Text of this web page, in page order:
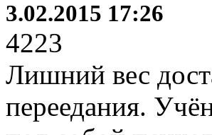
3.02.2015 17:26
4223
Лишний вес
переедания.